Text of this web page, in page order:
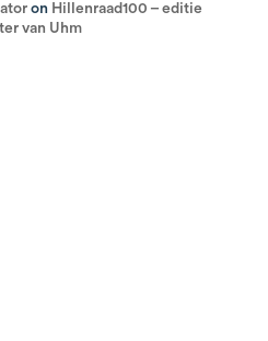
on Hillenraad100 – editie
van Uhm